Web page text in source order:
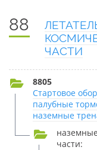
88
ЧАСТИ
8805
Стартовое
палубные
наземные
части: